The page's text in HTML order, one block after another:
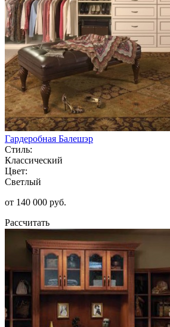
Гардеробная Балешэр
Стиль:
Классический
Цвет:
Светлый
от 140 000 руб.
Рассчитать